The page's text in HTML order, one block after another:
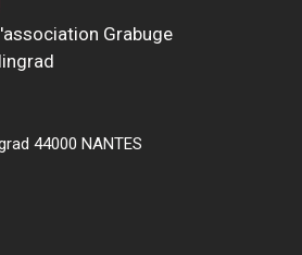
Grabuge
44000 NANTES